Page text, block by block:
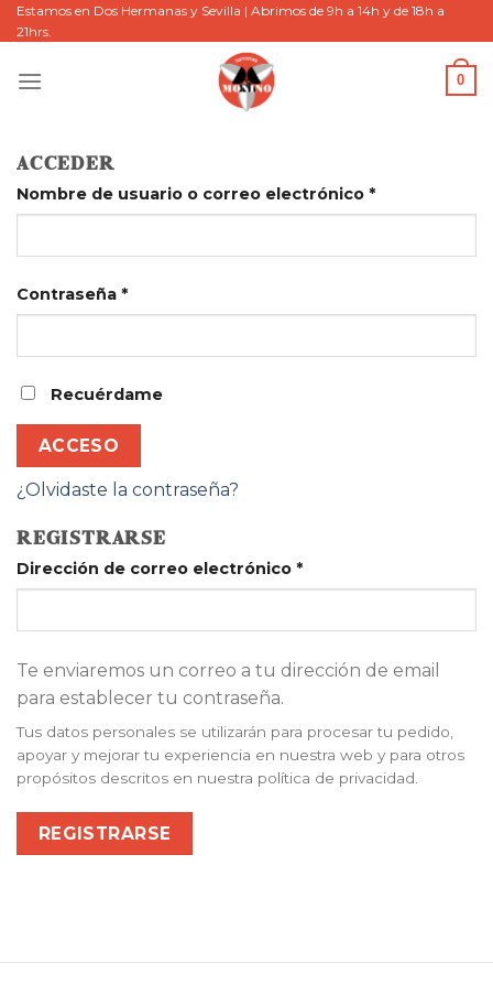
Skip
to
Estamos en Dos Hermanas y Sevilla | Abrimos de 9h a 14h y de 18h a
21hrs.
0
ACCEDER
Nombre de usuario o correo electrónico *
Contraseña *
Recuérdame
ACCESO
¿Olvidaste la contraseña?
REGISTRARSE
Dirección de correo electrónico *
Te enviaremos un correo a tu dirección de email
para establecer tu contraseña.
Tus datos personales se utilizarán para procesar tu pedido,
apoyar y mejorar tu experiencia en nuestra web y para otros
propósitos descritos en nuestra política de privacidad.
REGISTRARSE